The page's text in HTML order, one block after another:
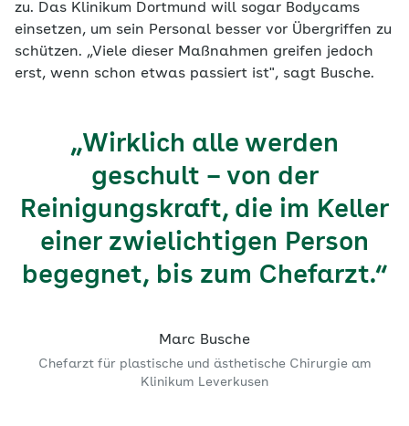
zu. Das Klinikum Dortmund will sogar Bodycams
einsetzen, um sein Personal besser vor Übergriffen zu
schützen. „Viele dieser Maßnahmen greifen jedoch
erst, wenn schon etwas passiert ist", sagt Busche.
„Wirklich alle werden
geschult – von der
Reinigungskraft, die im Keller
einer zwielichtigen Person
begegnet, bis zum Chefarzt.“
Marc Busche
Chefarzt für plastische und ästhetische Chirurgie am
Klinikum Leverkusen